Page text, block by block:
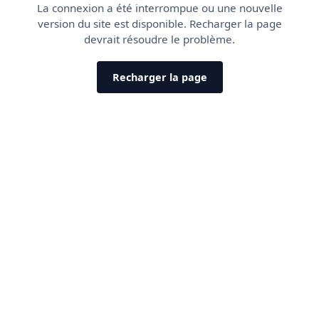
La connexion a été interrompue ou une nouvelle
version du site est disponible. Recharger la page
devrait résoudre le problème.
Recharger la page